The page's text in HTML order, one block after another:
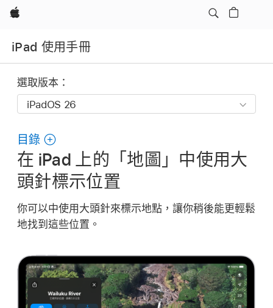
Apple
iPad 使用手冊
選取版本：
目錄
在 iPad 上的「地圖」中使用大
頭針標示位置
你可以中使用大頭針來標示地點，讓你稍後能更輕鬆
地找到這些位置。